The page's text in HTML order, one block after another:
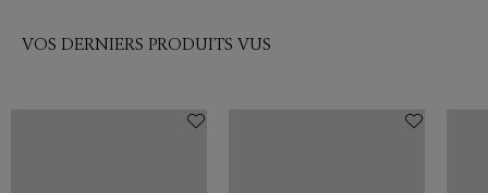
VOS DERNIERS PRODUITS VUS